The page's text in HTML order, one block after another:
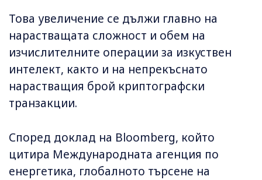
Това увеличение се дължи главно на
нарастващата сложност и обем на
изчислителните операции за изкуствен
интелект, както и на непрекъснато
нарастващия брой криптографски
транзакции.
Според доклад на Bloomberg, който
цитира Международната агенция по
енергетика, глобалното търсене на